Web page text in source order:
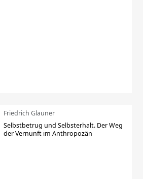
Friedrich Glauner
Selbstbetrug und Selbsterhalt. Der Weg
der Vernunft im Anthropozän